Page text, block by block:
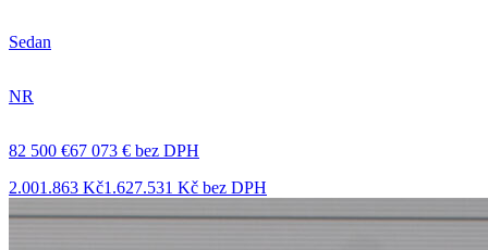
Sedan
NR
82 500 €67 073 € bez DPH
2.001.863 Kč1.627.531 Kč bez DPH